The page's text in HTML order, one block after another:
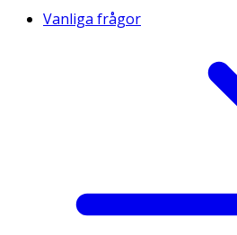
Vanliga frågor